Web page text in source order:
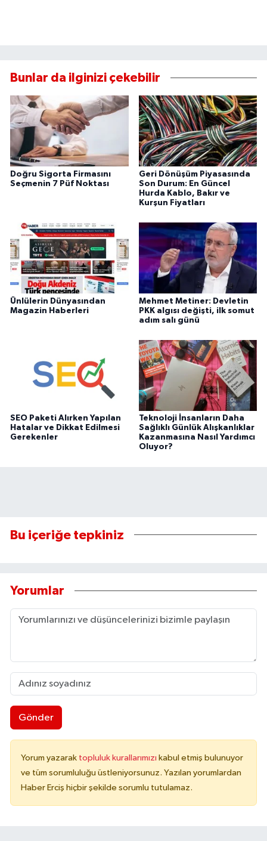
Bunlar da ilginizi çekebilir
Doğru Sigorta Firmasını
Seçmenin 7 Püf Noktası
Geri Dönüşüm Piyasasında
Son Durum: En Güncel
Hurda Kablo, Bakır ve
Kurşun Fiyatları
Ünlülerin Dünyasından
Magazin Haberleri
Mehmet Metiner: Devletin
PKK algısı değişti, ilk somut
adım salı günü
SEO Paketi Alırken Yapılan
Hatalar ve Dikkat Edilmesi
Gerekenler
Teknoloji İnsanların Daha
Sağlıklı Günlük Alışkanlıklar
Kazanmasına Nasıl Yardımcı
Oluyor?
Bu içeriğe tepkiniz
Yorumlar
Gönder
Yorum yazarak topluluk kurallarımızı kabul etmiş bulunuyor
ve tüm sorumluluğu üstleniyorsunuz. Yazılan yorumlardan
Haber Erciş hiçbir şekilde sorumlu tutulamaz.